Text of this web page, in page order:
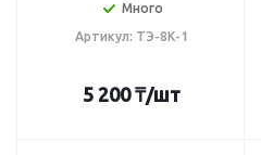
Много
Артикул: ТЭ-8К-1
5 200₸/шт